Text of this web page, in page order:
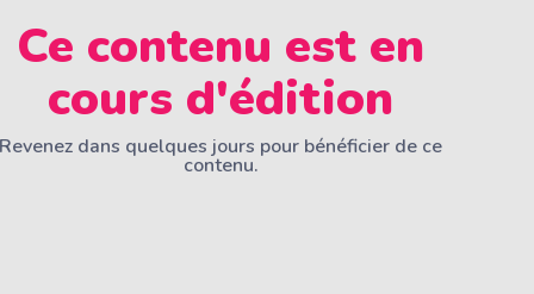
Ce contenu est en
cours d'édition
Revenez dans quelques jours pour bénéficier de ce
contenu.